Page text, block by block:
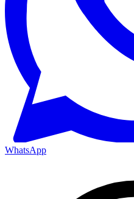
WhatsApp